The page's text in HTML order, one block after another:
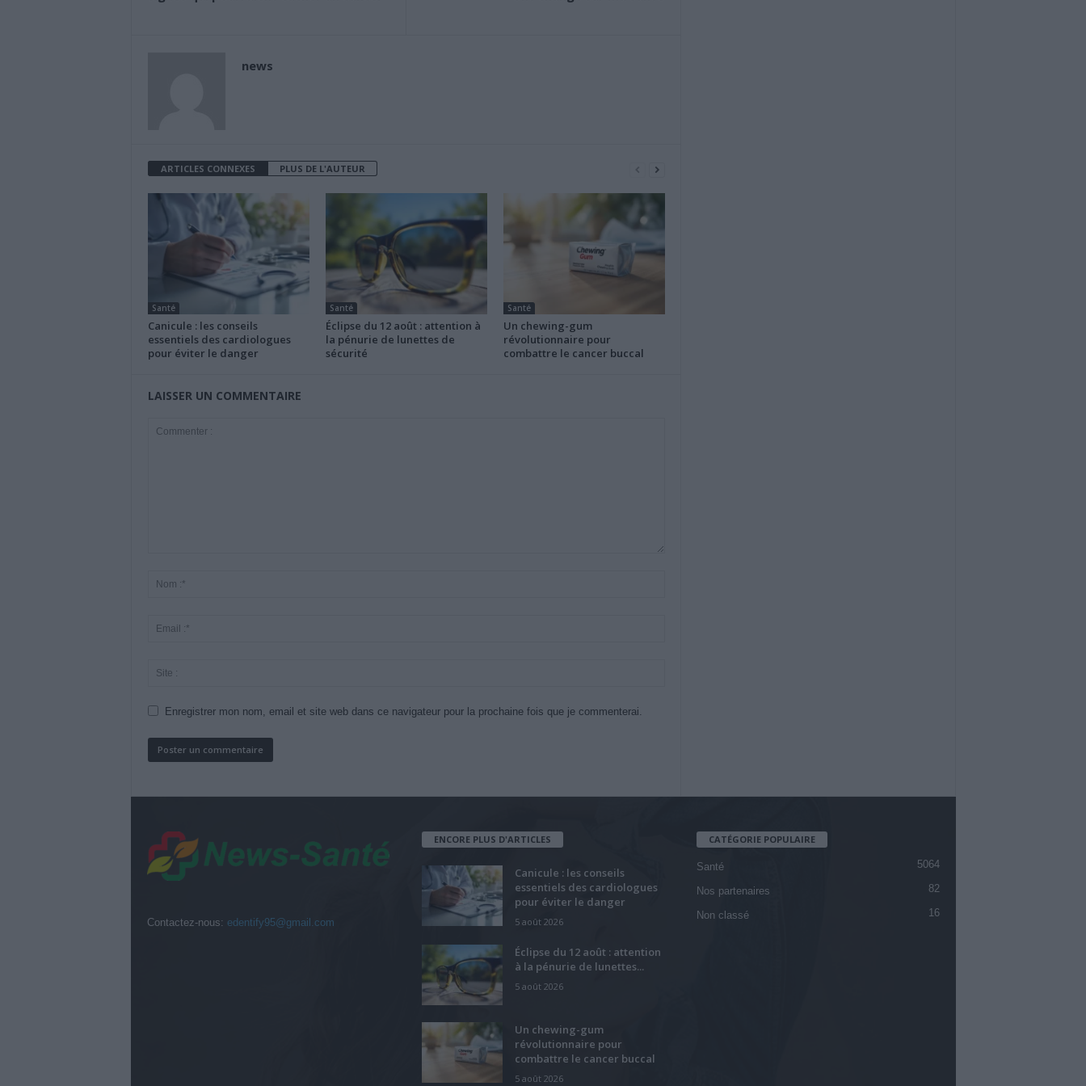
news
ARTICLES CONNEXES PLUS DE L'AUTEUR
Santé
Canicule : les conseils
essentiels des cardiologues
pour éviter le danger
Santé
Éclipse du 12 août : attention à
la pénurie de lunettes de
sécurité
Santé
Un chewing-gum
révolutionnaire pour
combattre le cancer buccal
LAISSER UN COMMENTAIRE
Enregistrer mon nom, email et site web dans ce navigateur pour la prochaine fois que je commenterai.
Contactez-nous: edentify95@gmail.com
ENCORE PLUS D'ARTICLES
Canicule : les conseils
essentiels des cardiologues
pour éviter le danger
5 août 2026
Éclipse du 12 août : attention
à la pénurie de lunettes...
5 août 2026
Un chewing-gum
révolutionnaire pour
combattre le cancer buccal
5 août 2026
CATÉGORIE POPULAIRE
Santé 5064
Nos partenaires 82
Non classé 16